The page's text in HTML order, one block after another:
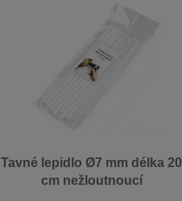
Tavné lepidlo Ø7 mm délka 20
cm nežloutnoucí